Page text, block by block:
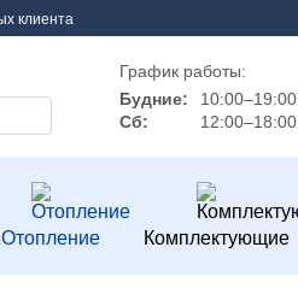
клиента
График работы:
Будние:
10:00–19:00
Сб:
12:00–18:00
Отопление Комплектующие